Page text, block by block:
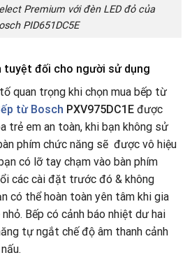
Premium với đèn LED đỏ của
PID651DC5E
đối cho người sử dụng
quan trọng khi chọn mua bếp từ
từ Bosch PXV975DC1E được
trẻ em an toàn, khi bạn không sử
phím chức năng sẽ được vô hiệu
có lỡ tay chạm vào bàn phím
các cài đặt trước đó & không
có thể hoàn toàn yên tâm khi gia
Bếp có cảnh báo nhiệt dư hai
tự ngắt chế độ âm thanh cảnh